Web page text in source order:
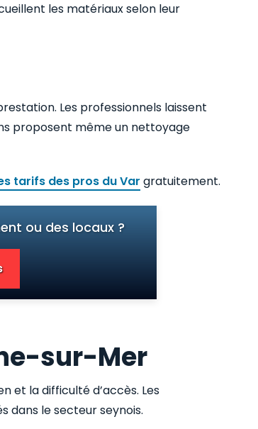
les matériaux selon leur
Les professionnels laissent
proposent même un nettoyage
tarifs des pros du Var gratuitement.
ou des locaux ?
sur-Mer
et la difficulté d’accès. Les
dans le secteur seynois.